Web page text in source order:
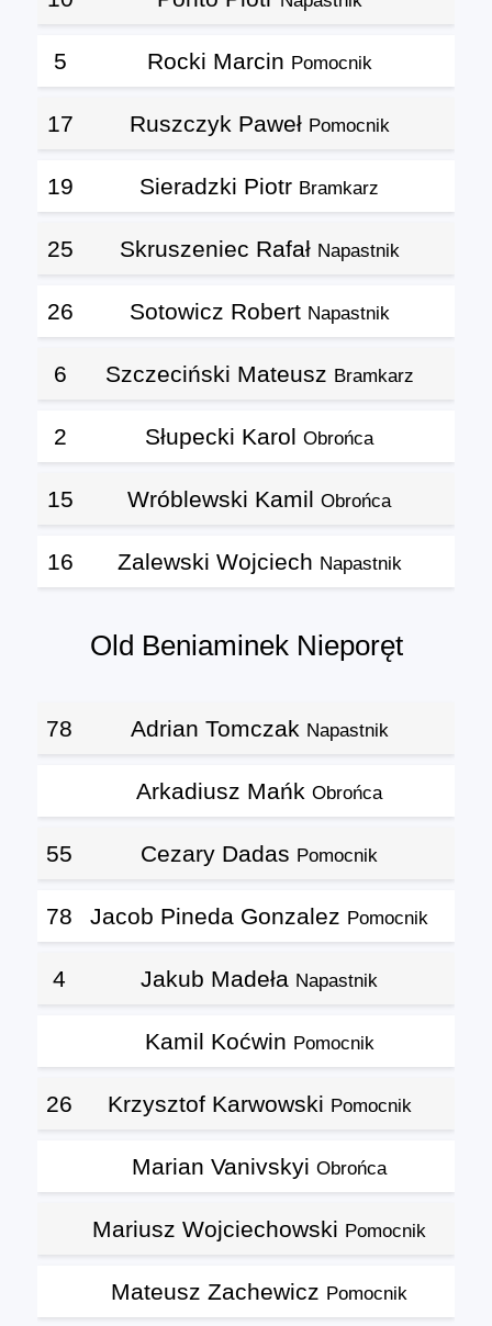
5 Rocki Marcin Pomocnik
17 Ruszczyk Paweł Pomocnik
19 Sieradzki Piotr Bramkarz
25 Skruszeniec Rafał Napastnik
26 Sotowicz Robert Napastnik
6 Szczeciński Mateusz Bramkarz
2 Słupecki Karol Obrońca
15 Wróblewski Kamil Obrońca
16 Zalewski Wojciech Napastnik
Old Beniaminek Nieporęt
78 Adrian Tomczak Napastnik
Arkadiusz Mańk Obrońca
55 Cezary Dadas Pomocnik
78 Jacob Pineda Gonzalez Pomocnik
4 Jakub Madeła Napastnik
Kamil Koćwin Pomocnik
26 Krzysztof Karwowski Pomocnik
Marian Vanivskyi Obrońca
Mariusz Wojciechowski Pomocnik
Mateusz Zachewicz Pomocnik